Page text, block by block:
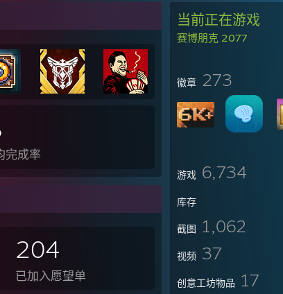
当前正在游戏
赛博朋克 2077
徽章 273
游戏 6,734
库存
截图 1,062
视频 37
创意工坊物品 17
完成率
204
已加入愿望单